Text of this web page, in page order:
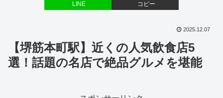
LINE コピー
2025.12.07
【堺筋本町駅】近くの人気飲食店5
選！話題の名店で絶品グルメを堪能